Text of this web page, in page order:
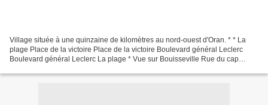
Village située à une quinzaine de kilomètres au nord-ouest d'Oran. * * La
plage Place de la victoire Place de la victoire Boulevard général Leclerc
Boulevard général Leclerc La plage * Vue sur Bouisseville Rue du cap